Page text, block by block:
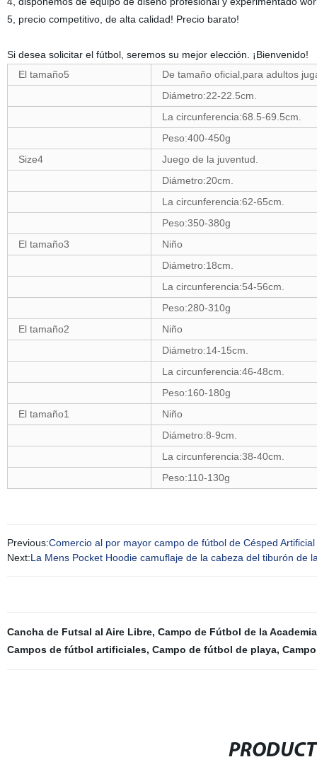
5, precio competitivo, de alta calidad! Precio barato!
Si desea solicitar el fútbol, seremos su mejor elección. ¡Bienvenido!
El tamaño5
De tamaño oficial,para adultos
Diámetro:22-22.5cm.
La circunferencia:68.5-69.5cm.
Peso:400-450g
Size4
Juego de la juventud.
Diámetro:20cm.
La circunferencia:62-65cm.
Peso:350-380g
El tamaño3
Niño
Diámetro:18cm.
La circunferencia:54-56cm.
Peso:280-310g
El tamaño2
Niño
Diámetro:14-15cm.
La circunferencia:46-48cm.
Peso:160-180g
El tamaño1
Niño
Diámetro:8-9cm.
La circunferencia:38-40cm.
Peso:110-130g
Previous:Comercio al por mayor campo de fútbol de Césped
Next:La Mens Pocket Hoodie camuflaje de la cabeza del tiburón
Cancha de Futsal al Aire Libre, Campo de Fútbol de la Academia
Campos de fútbol artificiales, Campo de fútbol de playa,